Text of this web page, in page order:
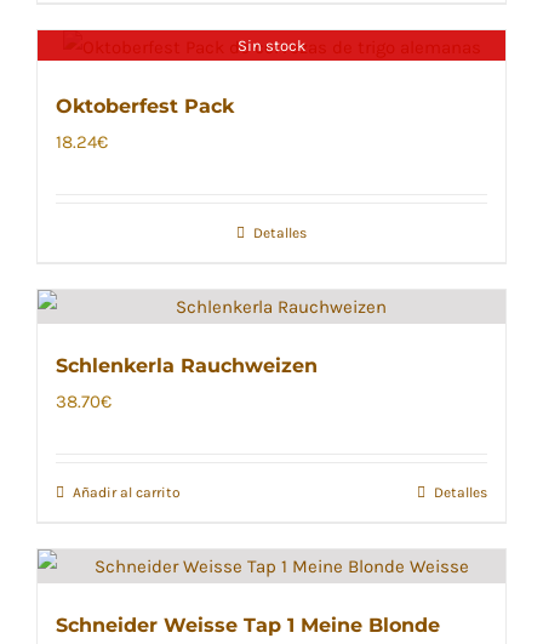
Sin stock
Oktoberfest Pack
18.24€
Detalles
Schlenkerla Rauchweizen
38.70€
Añadir al carrito Detalles
Schneider Weisse Tap 1 Meine Blonde